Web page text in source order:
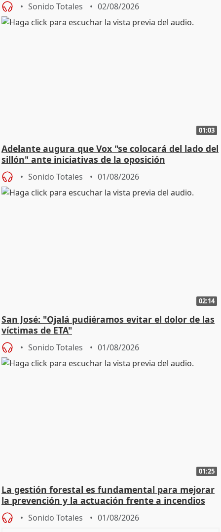
Sonido Totales 02/08/2026
01:03
Adelante augura que Vox "se colocará del lado del
sillón" ante iniciativas de la oposición
Sonido Totales 01/08/2026
02:14
San José: "Ojalá pudiéramos evitar el dolor de las
víctimas de ETA"
Sonido Totales 01/08/2026
01:25
La gestión forestal es fundamental para mejorar
la prevención y la actuación frente a incendios
Sonido Totales 01/08/2026